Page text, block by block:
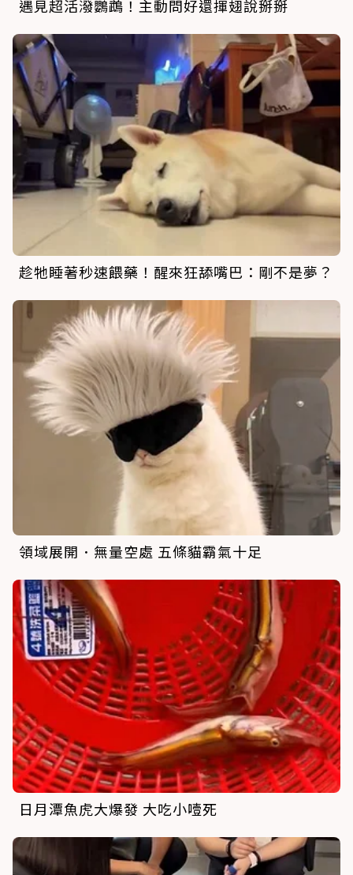
遇見超活潑鸚鵡！主動問好還揮翅說掰掰
趁牠睡著秒速餵藥！醒來狂舔嘴巴：剛不是夢？
領域展開．無量空處 五條貓霸氣十足
日月潭魚虎大爆發 大吃小噎死